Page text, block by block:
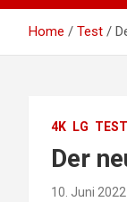
Home Test
4K LG TEST
Der
10. Juni 2022